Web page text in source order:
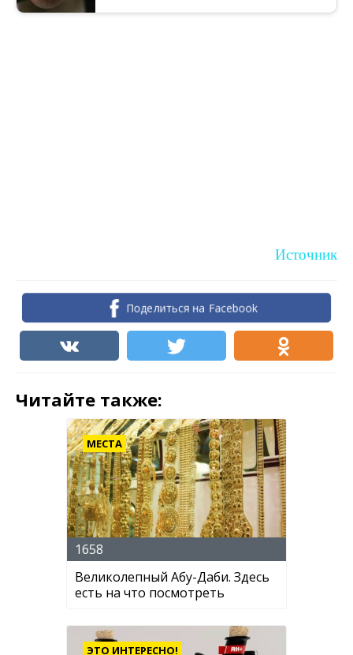
Источник
Поделиться на Facebook
Читайте также:
МЕСТА
1658
Великолепный Абу-Даби. Здесь
есть на что посмотреть
ЭТО ИНТЕРЕСНО!